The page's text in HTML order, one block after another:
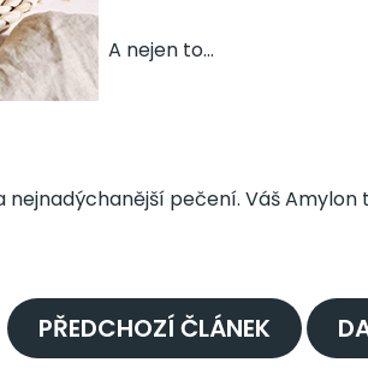
A nejen to...
pečení. Váš Amylon
PŘEDCHOZÍ ČLÁNEK